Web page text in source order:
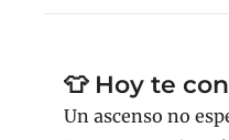
👕 Hoy te
Un ascenso no